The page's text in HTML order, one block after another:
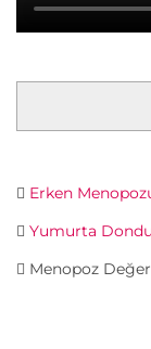
Erken
Yumurta
Menopoz